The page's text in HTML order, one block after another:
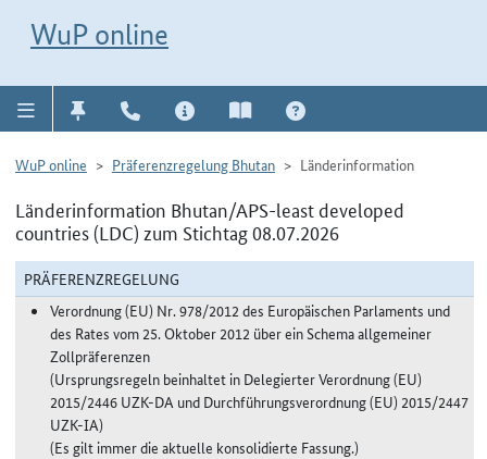
WuP online
WuP online Präferenzregelung Bhutan Länderinformation
Länderinformation Bhutan/APS-least developed
countries (LDC) zum Stichtag 08.07.2026
PRÄFERENZREGELUNG
Verordnung (EU) Nr. 978/2012 des Europäischen Parlaments und
des Rates vom 25. Oktober 2012 über ein Schema allgemeiner
Zollpräferenzen
(Ursprungsregeln beinhaltet in Delegierter Verordnung (EU)
2015/2446 UZK-DA und Durchführungsverordnung (EU) 2015/2447
UZK-IA)
(Es gilt immer die aktuelle konsolidierte Fassung.)